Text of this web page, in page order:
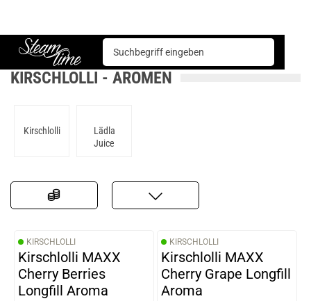
Steam time
Basen & Aromen Aromen Kirschlolli
KIRSCHLOLLI - AROMEN
Kirschlolli
Lädla
Juice
KIRSCHLOLLI
Kirschlolli MAXX
Cherry Berries
Longfill Aroma
KIRSCHLOLLI
Kirschlolli MAXX
Cherry Grape Longfill
Aroma